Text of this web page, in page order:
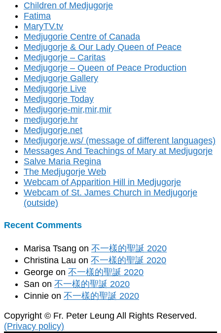
Children of Medjugorje
Fatima
MaryTV.tv
Medjugorie Centre of Canada
Medjugorje & Our Lady Queen of Peace
Medjugorje – Caritas
Medjugorje – Queen of Peace Production
Medjugorje Gallery
Medjugorje Live
Medjugorje Today
Medjugorje-mir,mir,mir
medjugorje.hr
Medjugorje.net
Medjugorje.ws/ (message of different languages)
Messages And Teachings of Mary at Medjugorje
Salve Maria Regina
The Medjugorje Web
Webcam of Apparition Hill in Medjugorje
Webcam of St. James Church in Medjugorje
(outside)
Recent Comments
Marisa Tsang on 不一樣的聖誕 2020
Christina Lau on 不一樣的聖誕 2020
George on 不一樣的聖誕 2020
San on 不一樣的聖誕 2020
Cinnie on 不一樣的聖誕 2020
Copyright © Fr. Peter Leung All Rights Reserved.
(Privacy policy)